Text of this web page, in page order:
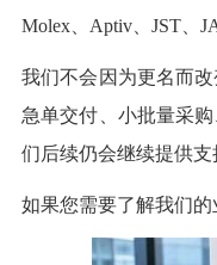
Molex、Aptiv、JST、
我们不会因为更名而
急单交付、小批量采
们后续仍会继续提供支
如果您需要了解我们